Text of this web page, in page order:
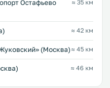
Остафьево
≈ 35 км
≈ 42 км
(Москва) ≈ 45 км
≈ 46 км